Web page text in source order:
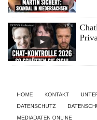
HOME KONTAKT
DATENSCHUTZ
MEDIADATEN ONLINE